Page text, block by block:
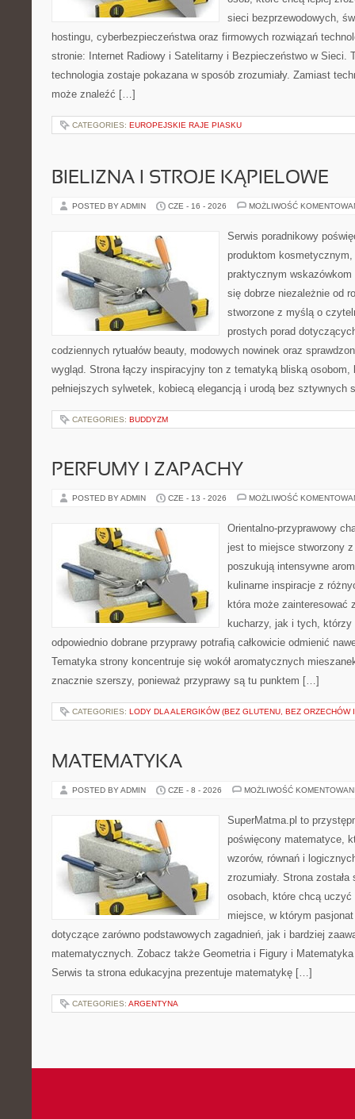
sieci bezprzewodowych,
hostingu, cyberbezpieczeństwa oraz firmowych rozwiązań
stronie: Internet Radiowy i Satelitarny i Bezpieczeństwo w Sieci.
technologia zostaje pokazana w sposób zrozumiały. Zamiast
może znaleźć […]
CATEGORIES: EUROPEJSKIE RAJE PIASKU
BIELIZNA I STROJE KĄPIELOWE
POSTED BY ADMIN CZE - 16 - 2026 MOŻLIWOŚĆ
Serwis poradnikowy
produktom
praktycznym
się dobrze niezależnie od
stworzone z myślą o
prostych porad
codziennych rytuałów beauty, modowych nowinek oraz
wygląd. Strona łączy inspiracyjny ton z tematyką bliską
pełniejszych sylwetek, kobiecą elegancją i urodą bez sztywnych
CATEGORIES: BUDDYZM
PERFUMY I ZAPACHY
POSTED BY ADMIN CZE - 13 - 2026 MOŻLIWOŚĆ
Orientalno-przyprawowy
jest to miejsce stworzony
poszukują intensywne
kulinarne inspiracje z
która może zainteresować
kucharzy, jak i tych, którzy
odpowiednio dobrane przyprawy potrafią całkowicie odmienić
Tematyka strony koncentruje się wokół aromatycznych
znacznie szerszy, ponieważ przyprawy są tu punktem […]
CATEGORIES: LODY DLA ALERGIKÓW (BEZ GLUTENU, BEZ ORZECHÓW
MATEMATYKA
POSTED BY ADMIN CZE - 8 - 2026 MOŻLIWOŚĆ
SuperMatma.pl to
poświęcony matematyce,
wzorów, równań i
zrozumiały. Strona
osobach, które chcą
miejsce, w którym
dotyczące zarówno podstawowych zagadnień, jak i bardziej
matematycznych. Zobacz także Geometria i Figury i
Serwis ta strona edukacyjna prezentuje matematykę […]
CATEGORIES: ARGENTYNA